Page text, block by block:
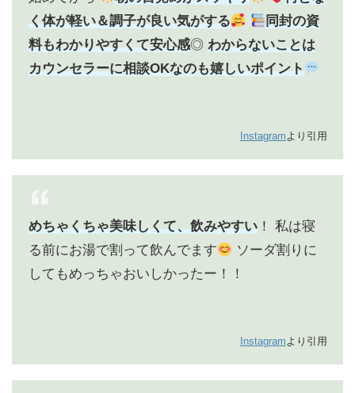
く体が軽い＆調子が良い気がする
同封の資
料もわかりやすくて安心感◎ わからないことは
カウンセラーに相談OKなのも嬉しいポイント
Instagramより引用
めちゃくちゃ美味しくて、飲みやすい ！
私は寝
る前にお湯で割って飲んでます
ソーダ割りに
してもめっちゃおいしかったー！！
Instagramより引用